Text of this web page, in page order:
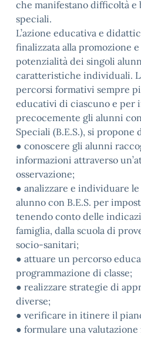
che manifestano difficoltà e
speciali.
L’azione educativa e
finalizzata alla promozione
potenzialità dei singoli
caratteristiche individuali.
percorsi formativi sempre
educativi di ciascuno e per
precocemente gli alunni
Speciali (B.E.S.), si propone
● conoscere gli alunni
informazioni attraverso
osservazione;
● analizzare e individuare
alunno con B.E.S. per
tenendo conto delle
famiglia, dalla scuola di
socio-sanitari;
● attuare un percorso
programmazione di classe;
● realizzare strategie di
diverse;
● verificare in itinere il
● formulare una valutazione